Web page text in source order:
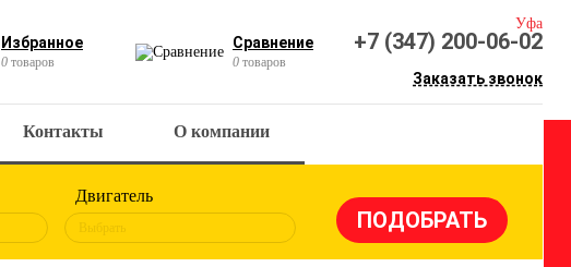
Избранное
0 товаров
Сравнение
0 товаров
Уфа
+7 (347) 200-06-02
Заказать звонок
Контакты О компании
Двигатель
Выбрать